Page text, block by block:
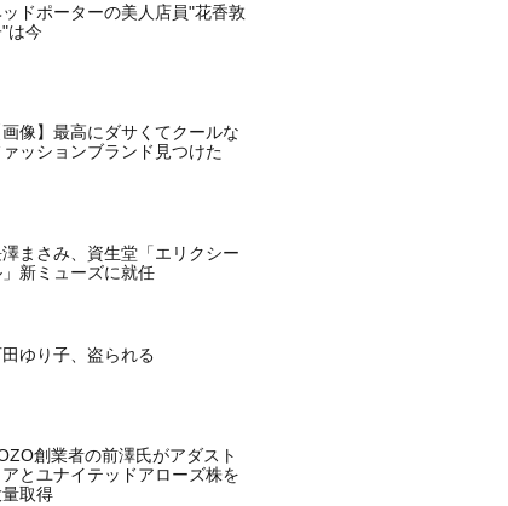
ドポーターの美人店員"花香敦
は今
画像】最高にダサくてクールな
ァッションブランド見つけた
まさみ、資生堂「エリクシー
」新ミューズに就任
ゆり子、盗られる
創業者の前澤氏がアダスト
アとユナイテッドアローズ株を
量取得